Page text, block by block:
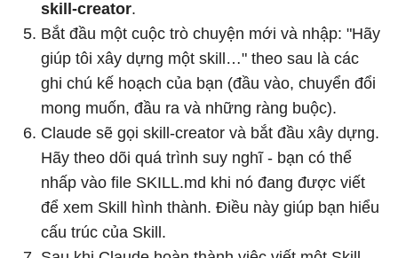
skill-creator.
Bắt đầu một cuộc trò chuyện mới và nhập: "Hãy
giúp tôi xây dựng một skill…" theo sau là các
ghi chú kế hoạch của bạn (đầu vào, chuyển đổi
mong muốn, đầu ra và những ràng buộc).
Claude sẽ gọi skill-creator và bắt đầu xây dựng.
Hãy theo dõi quá trình suy nghĩ - bạn có thể
nhấp vào file SKILL.md khi nó đang được viết
để xem Skill hình thành. Điều này giúp bạn hiểu
cấu trúc của Skill.